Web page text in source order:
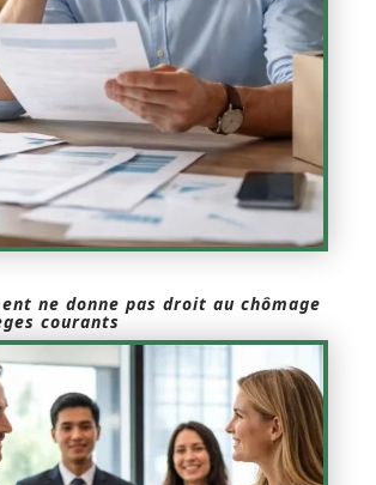
ne donne pas droit au chômage
courants